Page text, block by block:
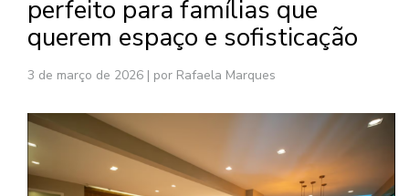
perfeito para famílias que
querem espaço e sofisticação
3 de março de 2026 | por Rafaela Marques